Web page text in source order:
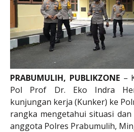
PRABUMULIH, PUBLIKZONE–
Pol Prof Dr. Eko Indra
kunjungan kerja (Kunker) ke
rangka mengetahui situasi
anggota Polres Prabumulih,